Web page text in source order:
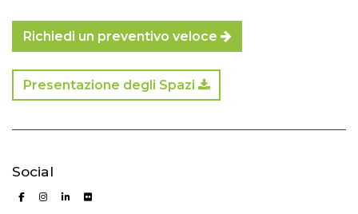
Richiedi un preventivo veloce
Presentazione degli Spazi
Social